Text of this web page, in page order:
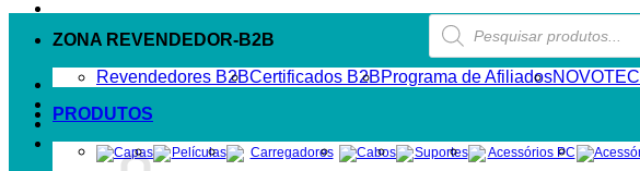
Products
search
ZONA REVENDEDOR-B2B
Revendedores B2BCertificados B2BPrograma de Afiliados
PRODUTOS